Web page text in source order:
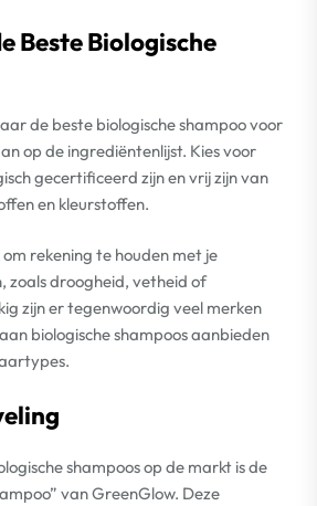
Beste Biologische
de beste biologische shampoo voor
op de ingrediëntenlijst. Kies voor
gecertificeerd zijn en vrij zijn van
en kleurstoffen.
rekening te houden met je
zoals droogheid, vetheid of
zijn er tegenwoordig veel merken
biologische shampoos aanbieden
shampoos op de markt is de
van GreenGlow. Deze